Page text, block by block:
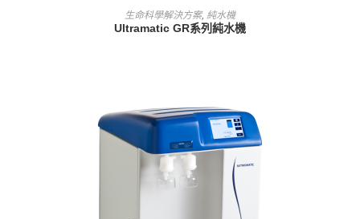
查看內容
生命科學解決方案, 純水機
Ultramatic GR系列純水機